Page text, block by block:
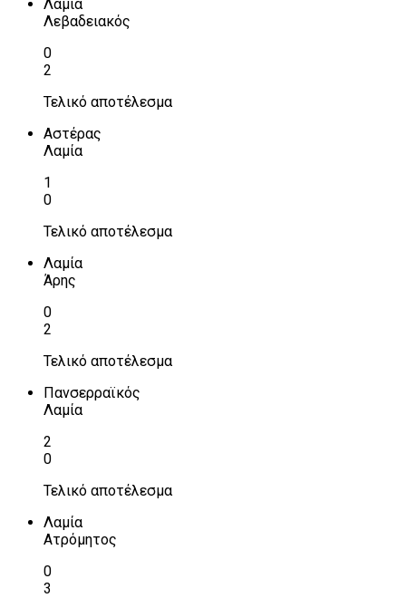
Λαμία
Λεβαδειακός
0
2
Τελικό αποτέλεσμα
Αστέρας
Λαμία
1
0
Τελικό αποτέλεσμα
Λαμία
Άρης
0
2
Τελικό αποτέλεσμα
Πανσερραϊκός
Λαμία
2
0
Τελικό αποτέλεσμα
Λαμία
Ατρόμητος
0
3